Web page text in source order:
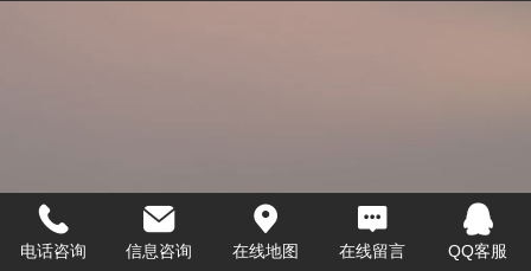
电话咨询 信息咨询 在线地图 在线留言 QQ客服